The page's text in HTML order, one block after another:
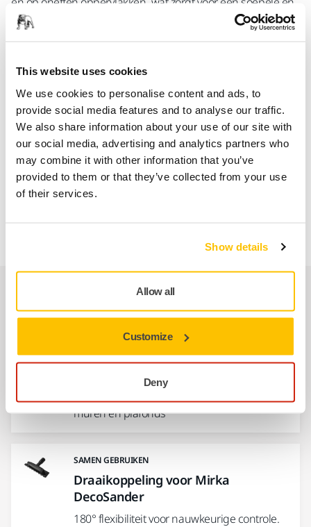
This website uses cookies
We use cookies to personalise content and ads, to
provide social media features and to analyse our traffic.
We also share information about your use of our site with
our social media, advertising and analytics partners who
may combine it with other information that you’ve
provided to them or that they’ve collected from your use
of their services.
Show details
Allow all
Customize
Deny
efficiënte werkwijze.
Verbeterd comfort: Pas het gereedschap aan op een
comfortabele werkhoogte, waardoor de belasting bij
langdurig gebruik wordt verminderd.
Betere toegankelijkheid: Bereik moeilijk toegankelijke
plaatsen moeiteloos, wat de efficiëntie verhoogt.
180° flexibiliteit : Werkt naadloos samen met de
schuurkop, past zich aan verschillende hoeken en
contouren aan voor nauwkeurig schuren op oneffen
Verwante producten
COMPATIBEL MET
DecoSander 80 x 230 mm / 225 mm
Een handmatige schuurstok, ontworpen
muren en plafonds
SAMEN GEBRUIKEN
Draaikoppeling voor Mirka
DecoSander
180° flexibiliteit voor nauwkeurige controle.